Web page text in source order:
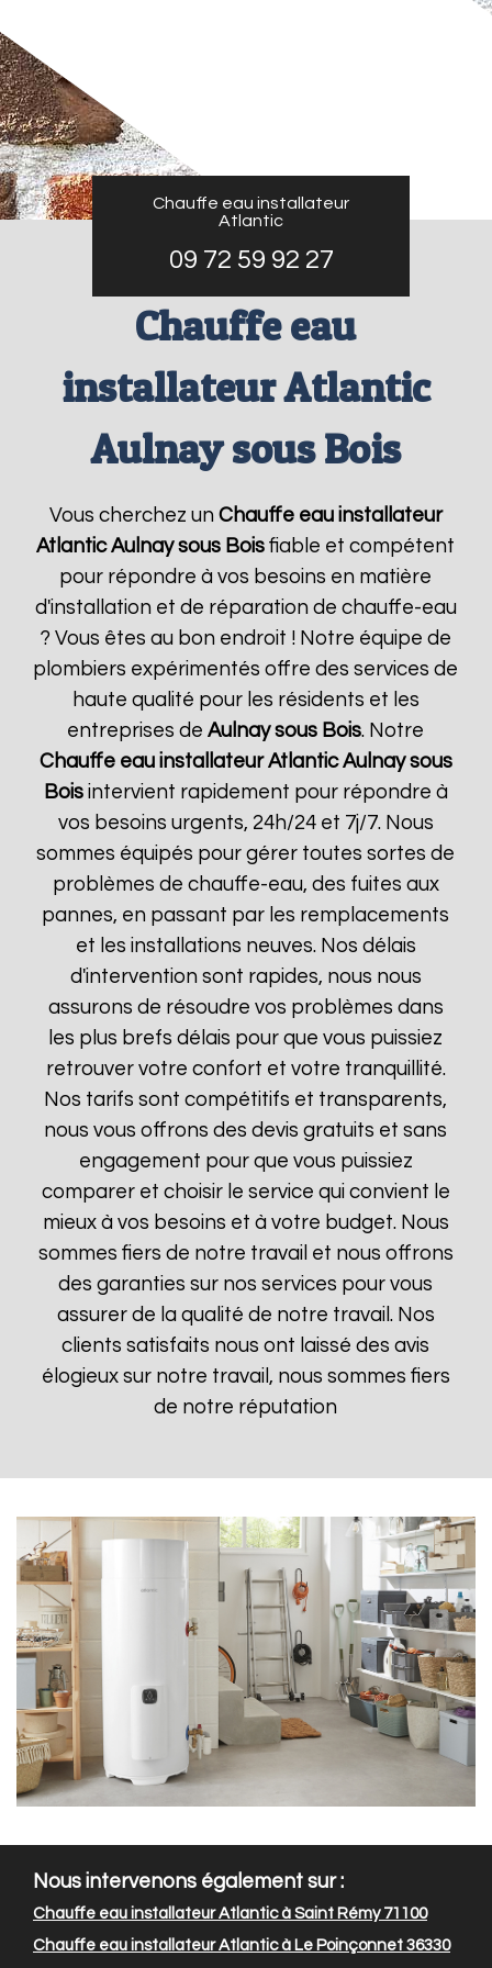
Chauffe eau installateur
Atlantic
09 72 59 92 27
Chauffe eau
installateur Atlantic
Aulnay sous Bois
Vous cherchez un Chauffe eau installateur
Atlantic Aulnay sous Bois fiable et compétent
pour répondre à vos besoins en matière
d'installation et de réparation de chauffe-eau
? Vous êtes au bon endroit ! Notre équipe de
plombiers expérimentés offre des services de
haute qualité pour les résidents et les
entreprises deAulnay sous Bois. Notre
Chauffe eau installateur Atlantic Aulnay sous
Boisintervient rapidement pour répondre à
vos besoins urgents, 24h/24 et 7j/7. Nous
sommes équipés pour gérer toutes sortes de
problèmes de chauffe-eau, des fuites aux
pannes, en passant par les remplacements
et les installations neuves. Nos délais
d'intervention sont rapides, nous nous
assurons de résoudre vos problèmes dans
les plus brefs délais pour que vous puissiez
retrouver votre confort et votre tranquillité.
Nos tarifs sont compétitifs et transparents,
nous vous offrons des devis gratuits et sans
engagement pour que vous puissiez
comparer et choisir le service qui convient le
mieux à vos besoins et à votre budget. Nous
sommes fiers de notre travail et nous offrons
des garanties sur nos services pour vous
assurer de la qualité de notre travail. Nos
clients satisfaits nous ont laissé des avis
élogieux sur notre travail, nous sommes fiers
de notre réputation
Nous intervenons également sur :
Chauffe eau installateur Atlantic à Saint Rémy 71100
Chauffe eau installateur Atlantic à Le Poinçonnet 36330